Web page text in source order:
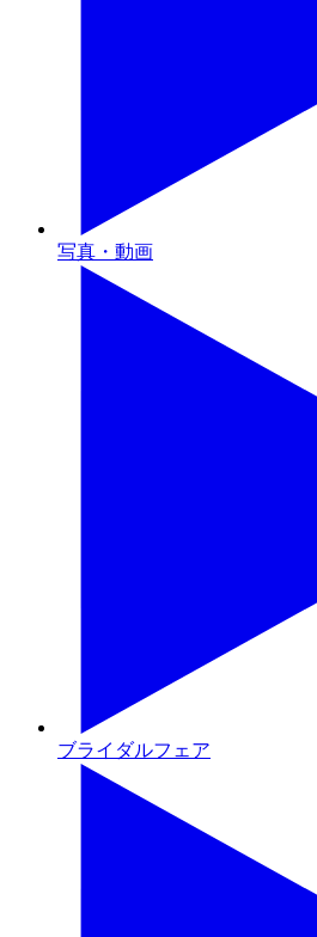
写真・動画
ブライダルフェア